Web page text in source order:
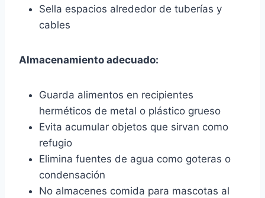
Sella espacios alrededor de tuberías y
cables
Almacenamiento adecuado:
Guarda alimentos en recipientes
herméticos de metal o plástico grueso
Evita acumular objetos que sirvan como
refugio
Elimina fuentes de agua como goteras o
condensación
No almacenes comida para mascotas al